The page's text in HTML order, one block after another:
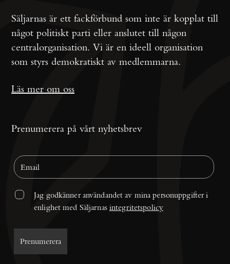
Säljarnas är ett fackförbund som inte är kopplat till
något politiskt parti eller anslutet till någon
centralorganisation. Vi är en ideell organisation
som styrs demokratiskt av medlemmarna.
Läs mer om oss
Prenumerera på vårt nyhetsbrev
Jag godkänner användandet av mina personuppgifter i
enlighet med Säljarnas integritetspolicy